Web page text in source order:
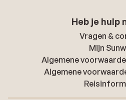
Heb je hulp
Vragen &
Mijn
Algemene
Algemene